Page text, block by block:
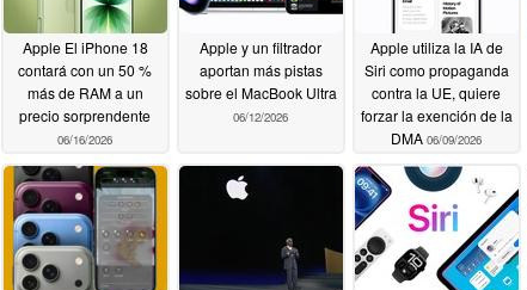
Apple El iPhone 18
contará con un 50 %
más de RAM a un
precio sorprendente
06/16/2026
Apple y un filtrador
aportan más pistas
sobre el MacBook Ultra
06/12/2026
Apple utiliza la IA de
Siri como propaganda
contra la UE, quiere
forzar la exención de la
DMA 06/09/2026